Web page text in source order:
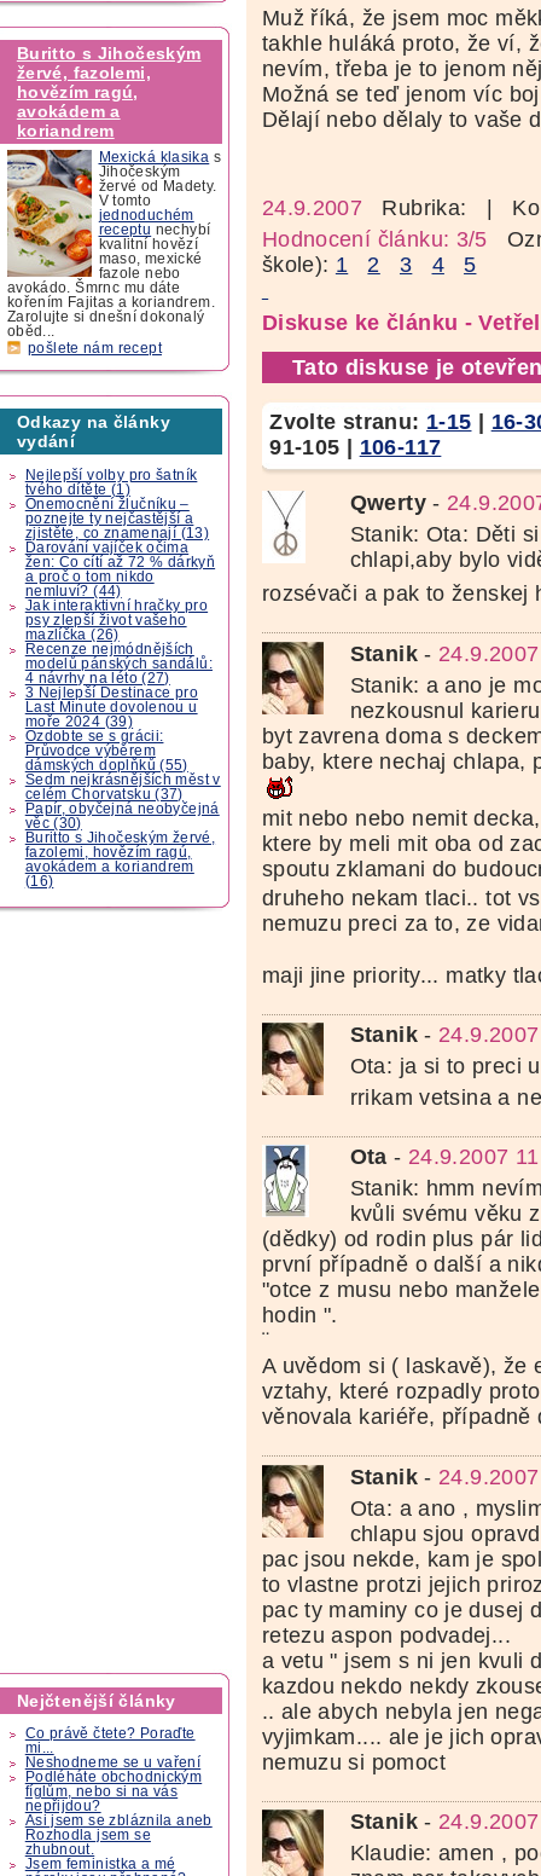
Buritto s Jihočeským
žervé, fazolemi,
hovězím ragú,
avokádem a
koriandrem
Mexická klasika s
Jihočeským
žervé od Madety.
V tomto
jednoduchém
receptu nechybí
kvalitní hovězí
maso, mexické
fazole nebo
avokádo. Šmrnc mu dáte
kořením Fajitas a koriandrem.
Zarolujte si dnešní dokonalý
oběd...
pošlete nám recept
Odkazy na články
vydání
Nejlepší volby pro šatník
tvého dítěte (1)
Onemocnění žlučníku –
poznejte ty nejčastější a
zjistěte, co znamenají (13)
Darování vajíček očima
žen: Co cítí až 72 % dárkyň
a proč o tom nikdo
nemluví? (44)
Jak interaktivní hračky pro
psy zlepší život vašeho
mazlíčka (26)
Recenze nejmódnějších
modelů pánských sandálů:
4 návrhy na léto (27)
3 Nejlepší Destinace pro
Last Minute dovolenou u
moře 2024 (39)
Ozdobte se s grácii:
Průvodce výběrem
dámských doplňků (55)
Sedm nejkrásnějších měst v
celém Chorvatsku (37)
Papír, obyčejná neobyčejná
věc (30)
Buritto s Jihočeským žervé,
fazolemi, hovězím ragú,
avokádem a koriandrem
(16)
Nejčtenější články
Co právě čtete? Poraďte
mi...
Neshodneme se u vaření
Podléháte obchodnickým
fíglům, nebo si na vás
nepřijdou?
Asi jsem se zbláznila aneb
Rozhodla jsem se
zhubnout.
Jsem feministka a mé
Muž říká, že jsem moc
takhle huláká proto, že ví,
nevím, třeba je to jenom
Možná se teď jenom víc
Dělají nebo dělaly to vaše
24.9.2007 Rubrika:
|
Hodnocení článku: 3/5
škole): 1 2 3 4 5
Diskuse ke článku -
Tato diskuse je
Zvolte stranu: 1-15 | 16-
91-105 | 106-117
Qwerty-
Stanik: Ota: Děti
chlapi,aby bylo
rozsévači a pak to ženskej
Stanik-
Stanik: a ano je
nezkousnul
byt zavrena doma s
baby, ktere nechaj chlapa,
mit nebo nebo nemit
ktere by meli mit oba od
spoutu zklamani do
druheho nekam tlaci.. tot
nemuzu preci za to, ze
maji jine priority... matky
Stanik-
Ota: ja si to preci
rrikam vetsina a
Ota - 24.9.2007
Stanik: hmm
kvůli svému věku
(dědky) od rodin plus pár
první případně o další a
"otce z musu nebo
hodin ".
¨
A uvědom si ( laskavě), že
vztahy, které rozpadly
věnovala kariéře, případně
Stanik-
Ota: a ano ,
chlapu sjou
pac jsou nekde, kam je
to vlastne protzi jejich
pac ty maminy co je dusej
retezu aspon podvadej...
a vetu " jsem s ni jen kvuli
kazdou nekdo nekdy
.. ale abych nebyla jen
vyjimkam.... ale je jich
nemuzu si pomoct
Stanik-
Klaudie: amen ,